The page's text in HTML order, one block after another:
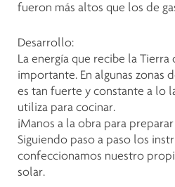
fueron más altos que los de
Desarrollo:
La energía que recibe la
importante. En algunas zonas
es tan fuerte y constante a lo
utiliza para cocinar.
¡Manos a la obra para
Siguiendo paso a paso los
confeccionamos nuestro
solar.